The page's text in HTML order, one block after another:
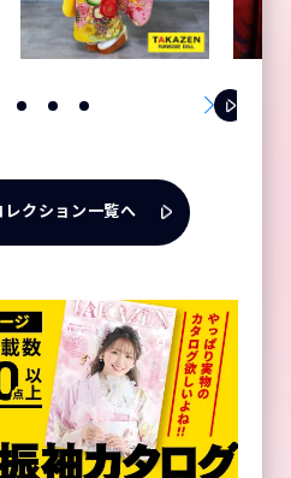
レクション一覧へ